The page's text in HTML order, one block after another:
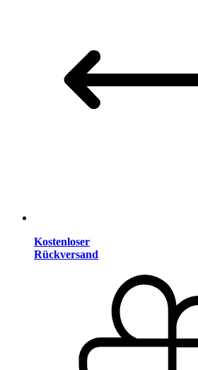
Kostenloser
Rückversand